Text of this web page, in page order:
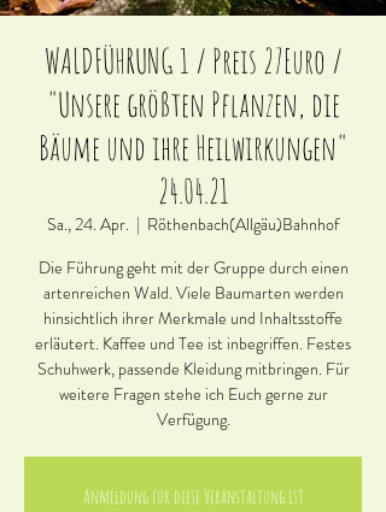
WALDFÜHRUNG 1 / Preis 27Euro /
"Unsere größten Pflanzen, die
Bäume und ihre Heilwirkungen"
24.04.21
Sa., 24. Apr.
  |
Röthenbach(Allgäu)Bahnhof
Die Führung geht mit der Gruppe durch einen
artenreichen Wald. Viele Baumarten werden
hinsichtlich ihrer Merkmale und Inhaltsstoffe
erläutert. Kaffee und Tee ist inbegriffen. Festes
Schuhwerk, passende Kleidung mitbringen. Für
weitere Fragen stehe ich Euch gerne zur
Verfügung.
Anmeldung für diese Veranstaltung ist